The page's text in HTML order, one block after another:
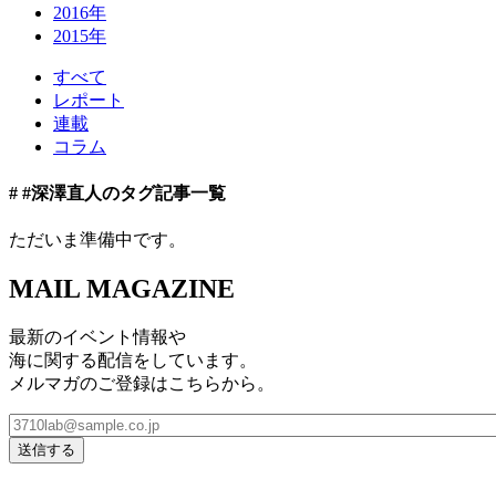
2016年
2015年
すべて
レポート
連載
コラム
# #深澤直人のタグ記事一覧
ただいま準備中です。
MAIL MAGAZINE
最新のイベント情報や
海に関する配信をしています。
メルマガのご登録はこちらから。